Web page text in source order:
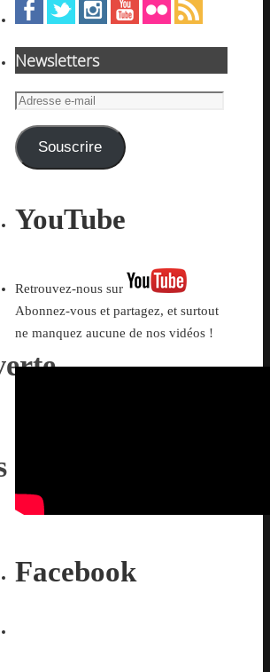
Newsletters
Adresse
mail Souscrire
YouTube
Retrouvez-nous sur
Abonnez-vous et partagez, et surtout
ne manquez aucune de nos vidéos !
Facebook